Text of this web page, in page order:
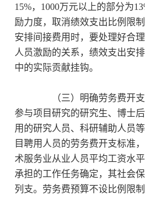
15%，1000万元以上的部分为
励力度，取消绩效支出比例限
安排间接费用时，要处理好合
人员激励的关系，绩效支出安
中的实际贡献挂钩。
（三）明确劳务费开支
参与项目研究的研究生、博士
用的研究人员、科研辅助人员
目聘用人员的劳务费开支标准
术服务业从业人员平均工资水
承担的工作任务确定，其社会
列支。劳务费预算不设比例限